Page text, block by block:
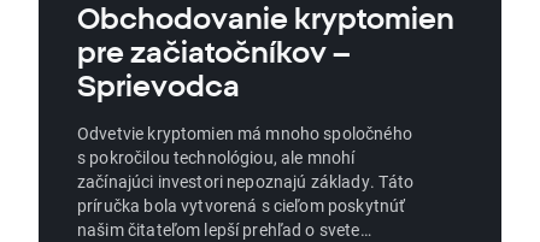
Obchodovanie kryptomien
pre začiatočníkov –
Sprievodca
Odvetvie kryptomien má mnoho spoločného
s pokročilou technológiou, ale mnohí
začínajúci investori nepoznajú základy. Táto
príručka bola vytvorená s cieľom poskytnúť
našim čitateľom lepší prehľad o svete